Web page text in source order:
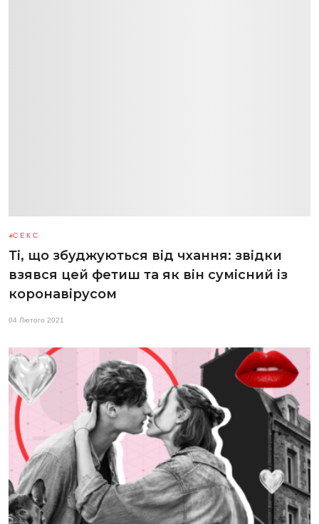
СЕКС
Ті, що збуджуються від чхання: звідки
взявся цей фетиш та як він сумісний із
коронавірусом
04 Лютого 2021